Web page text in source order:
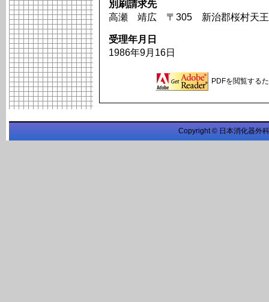
別刷請求先
高瀬 靖広 〒305 新治郡桜村天王
受理年月日
1986年9月16日
PDFを閲覧する
Copyright © 日本消化器外